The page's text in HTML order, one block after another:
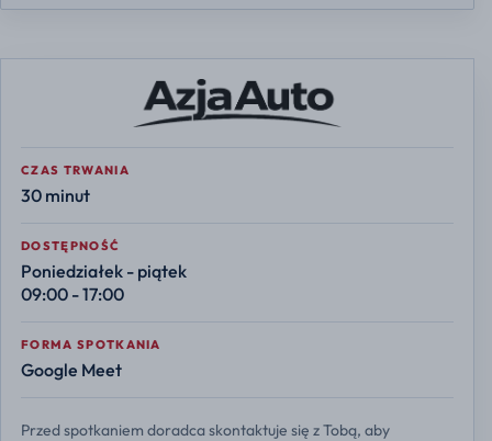
CZAS TRWANIA
30 minut
DOSTĘPNOŚĆ
Poniedziałek - piątek
09:00 - 17:00
FORMA SPOTKANIA
Google Meet
Przed spotkaniem doradca skontaktuje się z Tobą, aby